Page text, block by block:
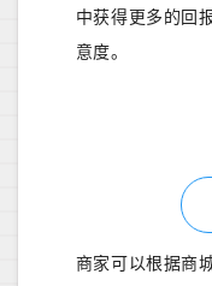
中获得更多的回
意度。
商家可以根据商